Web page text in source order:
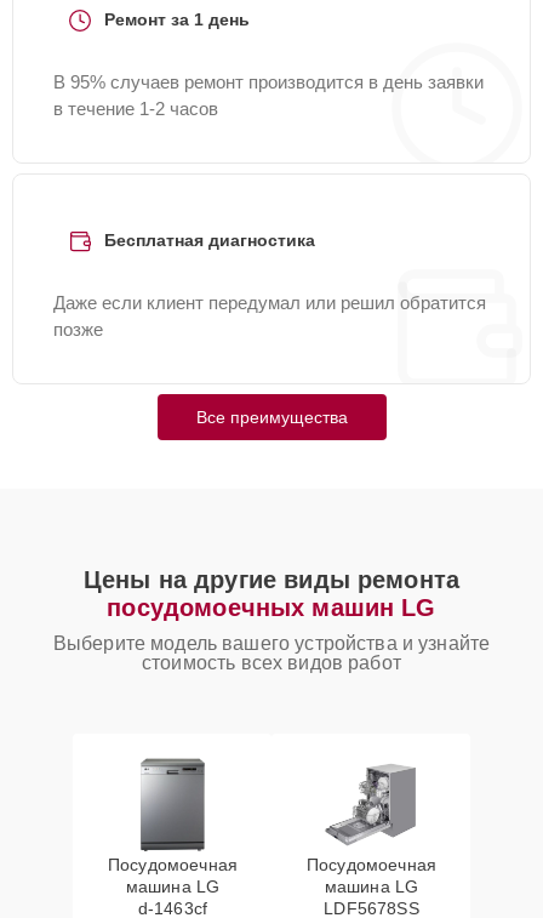
Ремонт за 1 день
В 95% случаев ремонт производится в день заявки
в течение 1-2 часов
Бесплатная диагностика
Даже если клиент передумал или решил обратится
позже
Все преимущества
Цены на другие виды ремонта
посудомоечных машин LG
Выберите модель вашего устройства и узнайте
стоимость всех видов работ
Посудомоечная
машина LG
d‑1463cf
Посудомоечная
машина LG
LDF5678SS